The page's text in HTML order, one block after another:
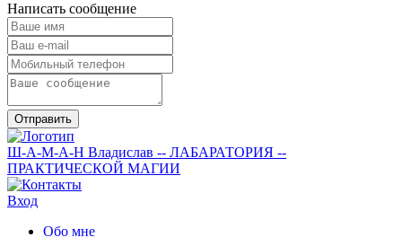
Написать сообщение
Отправить
Ш-А-М-А-Н Владислав -- ЛАБАРАТОРИЯ --
ПРАКТИЧЕСКОЙ МАГИИ
Вход
Обо мне